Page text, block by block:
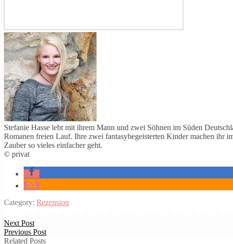
Stefanie Hasse lebt mit ihrem Mann und zwei Söhnen im Süden
Romanen freien Lauf. Ihre zwei fantasybegeisterten Kinder machen ihr
Zauber so vieles einfacher geht.
© privat
Category: Rezension
Next Post
Previous Post
Related Posts